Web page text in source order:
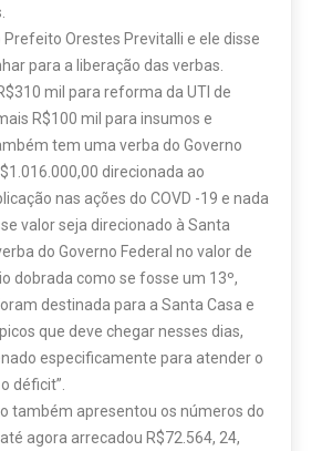
Prefeito Orestes Previtalli e ele disse
para a liberação das verbas.
mil para reforma da UTI de
R$100 mil para insumos e
tem uma verba do Governo
direcionada ao
nas ações do COVD -19 e nada
valor seja direcionado à Santa
do Governo Federal no valor de
dobrada como se fosse um 13º,
destinada para a Santa Casa e
que deve chegar nesses dias,
especificamente para atender o
déficit”.
também apresentou os números do
agora arrecadou R$72.564, 24,